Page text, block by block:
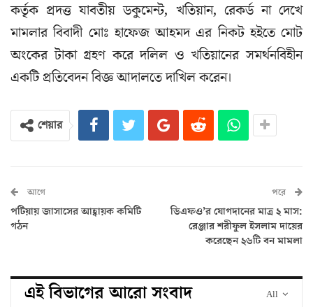
কর্তৃক প্রদত্ত যাবতীয় ডকুমেন্ট, খতিয়ান, রেকর্ড না দেখে
মামলার বিবাদী মোঃ হাফেজ আহমদ এর নিকট হইতে মোট
অংকের টাকা গ্রহণ করে দলিল ও খতিয়ানের সমর্থনবিহীন
একটি প্রতিবেদন বিজ্ঞ আদালতে দাখিল করেন।
শেয়ার
আগে
পটিয়ায় জাসাসের আহ্বায়ক কমিটি
গঠন
পরে
ডিএফও’র যোগদানের মাত্র ২ মাস:
রেঞ্জার শরীফুল ইসলাম দায়ের
করেছেন ২৬টি বন মামলা
All
এই বিভাগের আরো সংবাদ